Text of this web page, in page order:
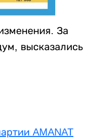
За
высказались
AMANAT